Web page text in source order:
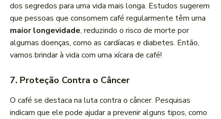
dos segredos para uma vida mais longa. Estudos sugerem
que pessoas que consomem café regularmente têm uma
maior longevidade, reduzindo o risco de morte por
algumas doenças, como as cardíacas e diabetes. Então,
vamos brindar à vida com uma xícara de café!
7. Proteção Contra o Câncer
O café se destaca na luta contra o câncer. Pesquisas
indicam que ele pode ajudar a prevenir alguns tipos, como